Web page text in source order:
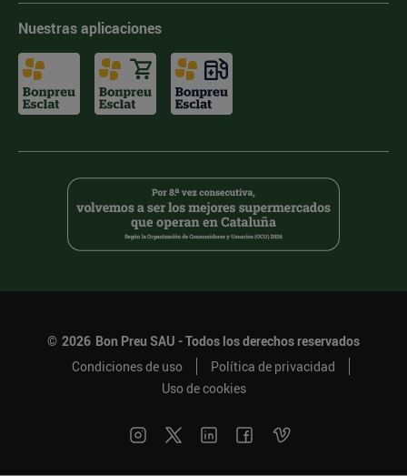
Nuestras aplicaciones
© 2026 Bon Preu SAU - Todos los derechos reservados
Condiciones de uso
Política de privacidad
Uso de cookies